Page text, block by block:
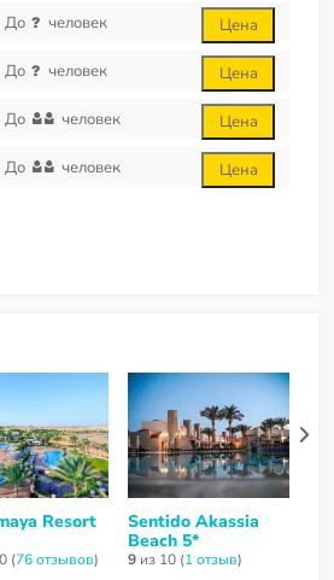
До человек Цена
До человек Цена
До человек Цена
До человек Цена
Resort
(76 отзывов)
Sentido Akassia
Beach 5*
9 из 10 (1 отзыв)